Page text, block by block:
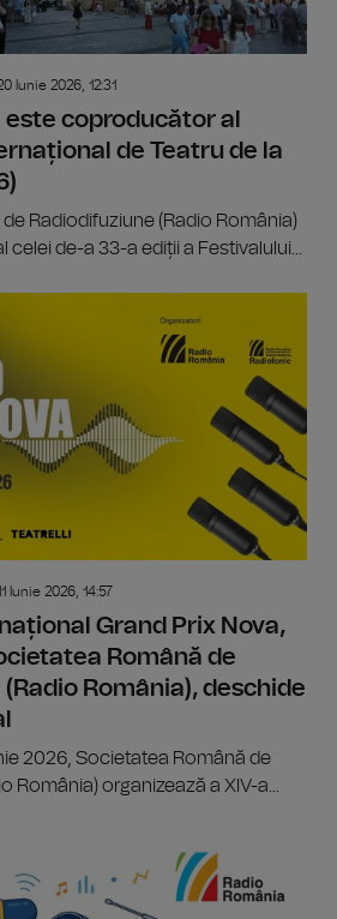
Iunie 2026, 12:31
este coproducător al
de Teatru de la
Radiodifuziune (Radio România)
de-a 33-a ediții a Festivalului...
Iunie 2026, 14:57
Grand Prix Nova,
Română de
România), deschide
2026, Societatea Română de
România) organizează a XIV-a...